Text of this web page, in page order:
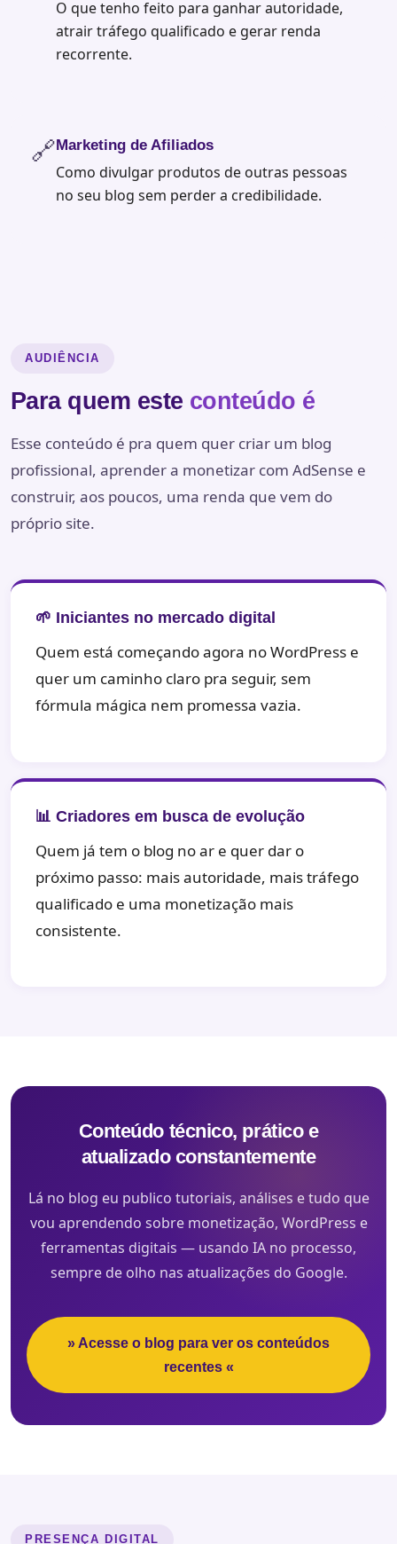
O que tenho feito para ganhar autoridade,
atrair tráfego qualificado e gerar renda
recorrente.
🔗 Marketing de Afiliados
Como divulgar produtos de outras pessoas
no seu blog sem perder a credibilidade.
AUDIÊNCIA
Para quem este conteúdo é
Esse conteúdo é pra quem quer criar um blog
profissional, aprender a monetizar com AdSense e
construir, aos poucos, uma renda que vem do
próprio site.
🌱 Iniciantes no mercado digital
Quem está começando agora no WordPress e
quer um caminho claro pra seguir, sem
fórmula mágica nem promessa vazia.
📊 Criadores em busca de evolução
Quem já tem o blog no ar e quer dar o
próximo passo: mais autoridade, mais tráfego
qualificado e uma monetização mais
consistente.
Conteúdo técnico, prático e
atualizado constantemente
Lá no blog eu publico tutoriais, análises e tudo que
vou aprendendo sobre monetização, WordPress e
ferramentas digitais — usando IA no processo,
sempre de olho nas atualizações do Google.
» Acesse o blog para ver os conteúdos
recentes «
PRESENÇA DIGITAL